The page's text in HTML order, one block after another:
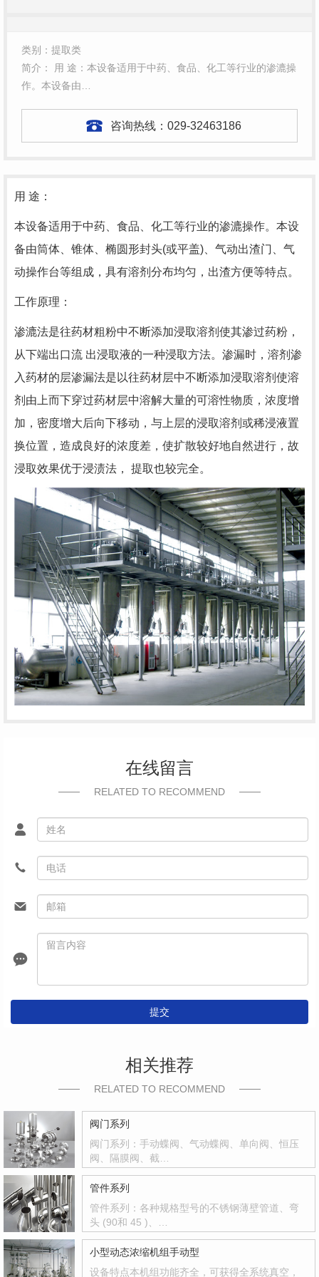
类别：提取类
简介： 用 途：本设备适用于中药、食品、化工等行业的渗漉操
作。本设备由…
咨询热线： 029-32463186
用 途：
本设备适用于中药、食品、化工等行业的渗漉操作。本设
备由筒体、锥体、椭圆形封头(或平盖)、气动出渣门、气
动操作台等组成，具有溶剂分布均匀，出渣方便等特点。
工作原理：
渗漉法是往药材粗粉中不断添加浸取溶剂使其渗过药粉，
从下端出口流 出浸取液的一种浸取方法。渗漏时，溶剂渗
入药材的层渗漏法是以往药材层中不断添加浸取溶剂使溶
剂由上而下穿过药材层中溶解大量的可溶性物质，浓度增
加，密度增大后向下移动，与上层的浸取溶剂或稀浸液置
换位置，造成良好的浓度差，使扩散较好地自然进行，故
浸取效果优于浸渍法， 提取也较完全。
在线留言
RELATED TO RECOMMEND
提交
相关推荐
RELATED TO RECOMMEND
阀门系列
阀门系列：手动蝶阀、气动蝶阀、单向阀、恒压
阀、隔膜阀、截…
管件系列
管件系列：各种规格型号的不锈钢薄壁管道、弯
头 (90和 45 )、…
小型动态浓缩机组手动型
设备特点本机组功能齐全，可获得全系统真空，